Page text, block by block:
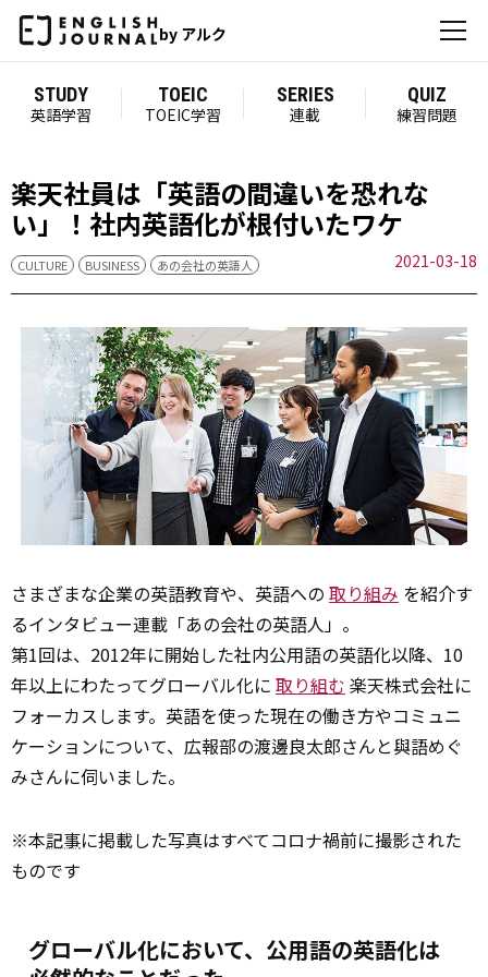
by アルク
STUDY
英語学習
TOEIC
TOEIC学習
SERIES
連載
QUIZ
練習問題
楽天社員は「英語の間違いを恐れな
い」！社内英語化が根付いたワケ
CULTURE BUSINESS あの会社の英語人 2021-03-18
さまざまな企業の英語教育や、英語への 取り組み を紹介す
るインタビュー連載「あの会社の英語人」。
第1回は、2012年に開始した社内公用語の英語化以降、10
年以上にわたってグローバル化に 取り組む 楽天株式会社に
フォーカスします。英語を使った現在の働き方やコミュニ
ケーションについて、広報部の渡邊良太郎さんと與語めぐ
みさんに伺いました。
※本記事に掲載した写真はすべてコロナ禍前に撮影された
ものです
グローバル化において、公用語の英語化は